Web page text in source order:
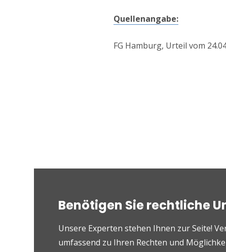
Quellenangabe:
FG Hamburg, Urteil vom
Benötigen Sie rechtliche
Unsere Experten stehen Ihnen zur Seite!
umfassend zu Ihren Rechten und